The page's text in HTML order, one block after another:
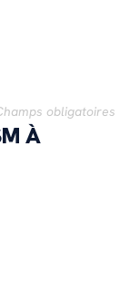
obligatoires
À